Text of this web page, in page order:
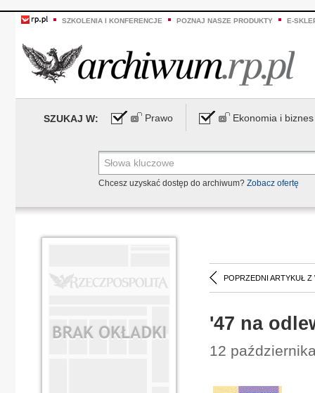
SZKOLENIA I KONFERENCJE POZNAJ NASZE PRODUKTY E-
SZUKAJ W: Prawo Ekonomia i biznes
Chcesz uzyskać dostęp do archiwum? Zobacz ofertę
POPRZEDNI ARTYKUŁ Z
'47 na
12